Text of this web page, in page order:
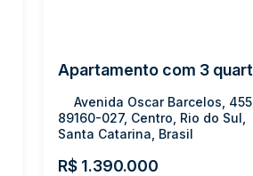
R$ 1.390.000
Avenida Oscar Barcelos, 455,
89160-027, Centro, Rio do Sul,
Santa Catarina, Brasil